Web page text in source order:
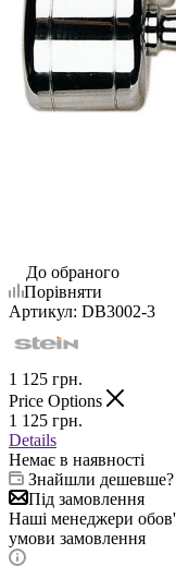
До обраного
Порівняти
Артикул: DB3002-3
1 125 грн.
Price Options
1 125 грн.
Details
Немає в наявності
Знайшли дешевше?
Під замовлення
Наші менеджери
умови замовлення